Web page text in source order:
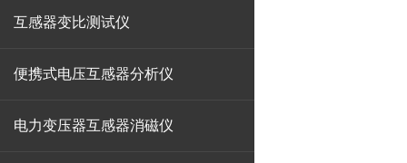
互感器变比测试仪
便携式电压互感器分析仪
电力变压器互感器消磁仪